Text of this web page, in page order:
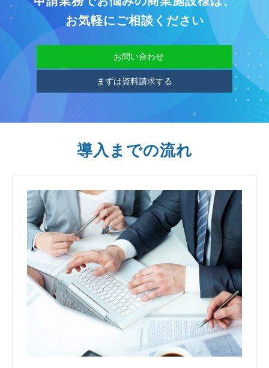
申請業務でお悩みの商業施設様は、
お気軽にご相談ください
お問い合わせ
まずは資料請求する
導入までの流れ